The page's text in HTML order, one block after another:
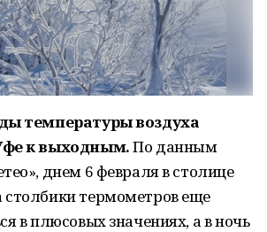
температуры воздуха
к выходным.По данным
днем 6 февраля в столице
термометров еще
в плюсовых значениях, а в ночь